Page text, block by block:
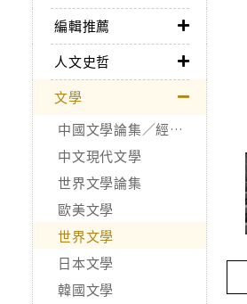
編輯推薦
人文史哲
文學
中國文學論集／經典作品
中文現代文學
世界文學論集
歐美文學
世界文學
日本文學
韓國文學